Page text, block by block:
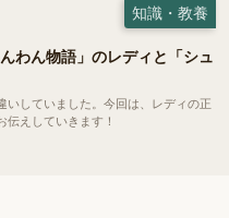
知識・教養
わん物語」のレディと「シュ
していました。今回は、レディの正
えしていきます！